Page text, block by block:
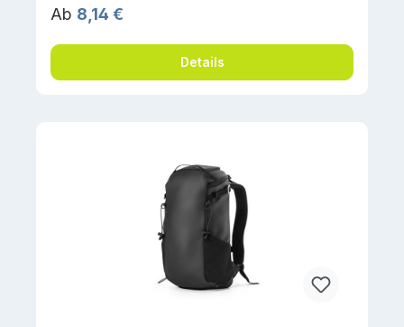
Regulärer Preis:
Ab 8,14 €
Details